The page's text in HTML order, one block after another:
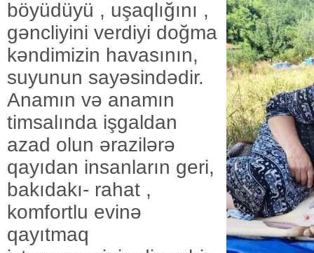
böyüdüyü , uşaqlığını ,
gəncliyini verdiyi doğma
kəndimizin havasının,
suyunun sayəsindədir.
Anamın və anamın
timsalında işgaldan
azad olun ərazilərə
qayıdan insanların geri,
bakıdakı- rahat ,
komfortlu evinə
qayıtmaq